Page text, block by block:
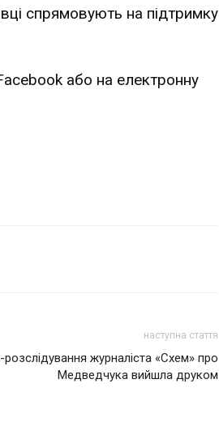
спрямовують на підтримку
або на електронну
наступна стаття
розслідування журналіста «Схем» про
Медведчука вийшла друком